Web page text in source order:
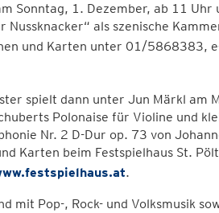
Sonntag, 1. Dezember, ab 11
Nussknacker“ als szenische
und Karten unter 01/5868383,
spielt dann unter Jun Märkl am
Polonaise für Violine und
Nr. 2 D-Dur op. 73 von
Karten beim Festspielhaus St.
.
mit Pop-, Rock- und Volksmusik